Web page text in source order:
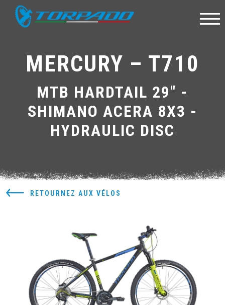
MERCURY – T710
MTB HARDTAIL 29" -
SHIMANO ACERA 8X3 -
HYDRAULIC DISC
RETOURNEZ AUX VÉLOS